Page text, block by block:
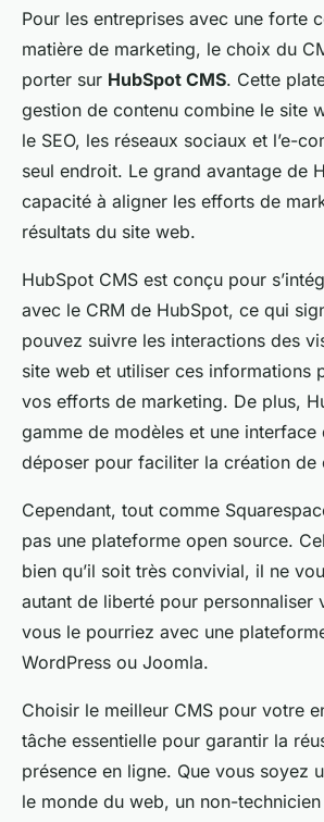
Pour les entreprises avec une forte
matière de marketing, le choix du
porter sur HubSpot CMS. Cette
gestion de contenu combine le site
le SEO, les réseaux sociaux et l’e-
seul endroit. Le grand avantage de
capacité à aligner les efforts de
résultats du site web.
HubSpot CMS est conçu pour
avec le CRM de HubSpot, ce qui
pouvez suivre les interactions des
site web et utiliser ces informations
vos efforts de marketing. De plus,
gamme de modèles et une interface
déposer pour faciliter la création de
Cependant, tout comme
pas une plateforme open source.
bien qu’il soit très convivial, il ne
autant de liberté pour personnaliser
vous le pourriez avec une
WordPress ou Joomla.
Choisir le meilleur CMS pour votre
tâche essentielle pour garantir la
présence en ligne. Que vous soyez
le monde du web, un non-